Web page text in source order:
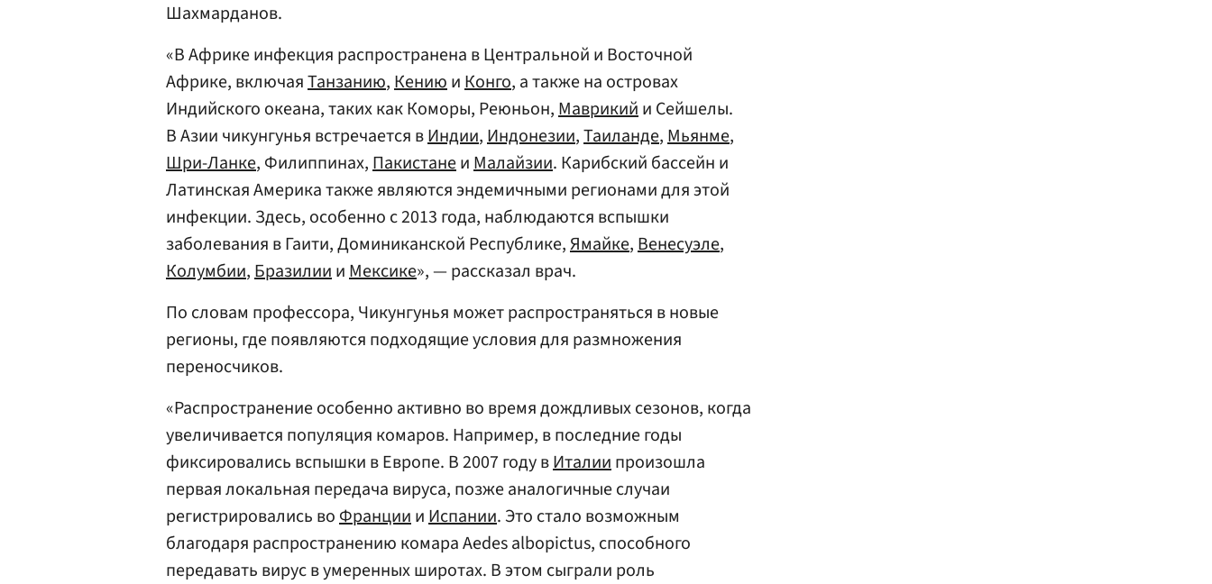
Шахмарданов.
«В Африке инфекция распространена в Центральной и Восточной
Африке, включаяТанзанию,КениюиКонго, а также на островах
Индийского океана, таких как Коморы, Реюньон,Маврикийи Сейшелы.
В Азии чикунгунья встречается вИндии,Индонезии,Таиланде,Мьянме,
Шри-Ланке, Филиппинах,ПакистанеиМалайзии. Карибский бассейн и
Латинская Америка также являются эндемичными регионами для этой
инфекции. Здесь, особенно с 2013 года, наблюдаются вспышки
заболевания в Гаити, Доминиканской Республике,Ямайке,Венесуэле,
Колумбии,БразилиииМексике», — рассказал врач.
По словам профессора, Чикунгунья может распространяться в новые
регионы, где появляются подходящие условия для размножения
переносчиков.
«Распространение особенно активно во время дождливых сезонов, когда
увеличивается популяция комаров. Например, в последние годы
фиксировались вспышки в Европе. В 2007 году вИталиипроизошла
первая локальная передача вируса, позже аналогичные случаи
регистрировались воФранциииИспании. Это стало возможным
благодаря распространению комара Aedes albopictus, способного
передавать вирус в умеренных широтах. В этом сыграли роль